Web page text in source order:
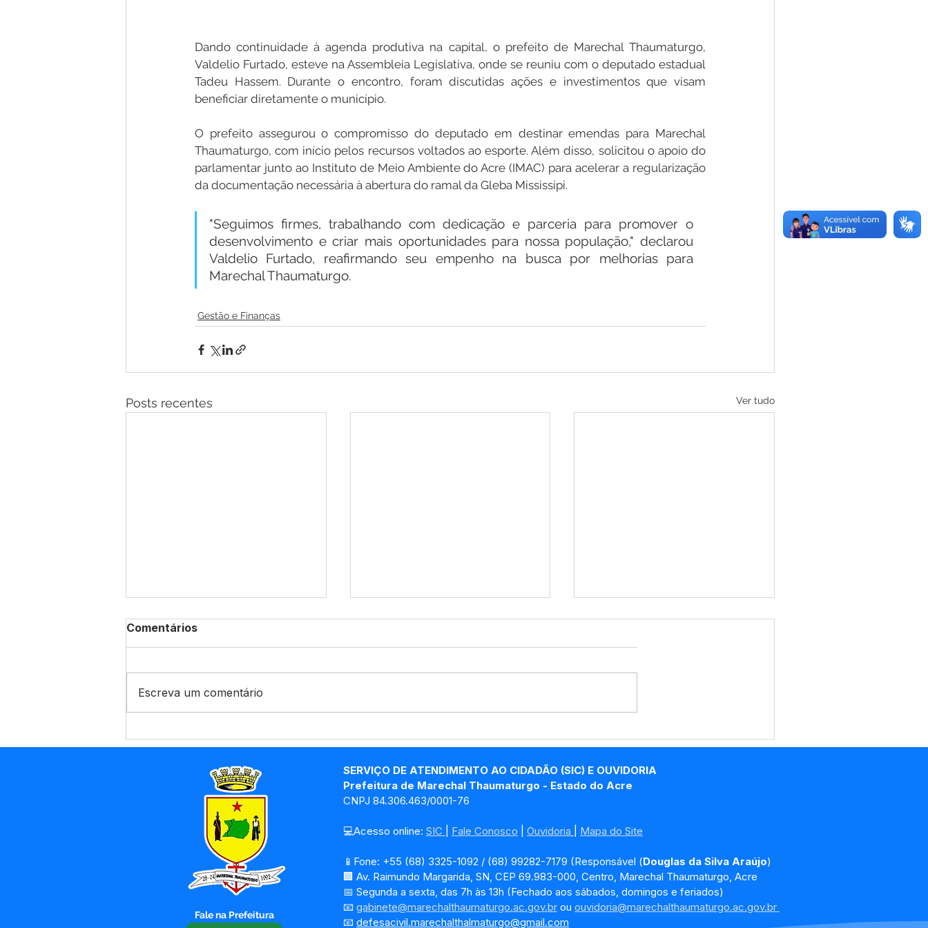
Dando continuidade à agenda produtiva na capital, o prefeito de Marechal Thaumaturgo,
Valdelio Furtado, esteve na Assembleia Legislativa, onde se reuniu com o deputado estadual
Tadeu Hassem. Durante o encontro, foram discutidas ações e investimentos que visam
beneficiar diretamente o município.
O prefeito assegurou o compromisso do deputado em destinar emendas para Marechal
Thaumaturgo, com início pelos recursos voltados ao esporte. Além disso, solicitou o apoio do
parlamentar junto ao Instituto de Meio Ambiente do Acre (IMAC) para acelerar a regularização
da documentação necessária à abertura do ramal da Gleba Mississipi.
"Seguimos firmes, trabalhando com dedicação e parceria para promover o
desenvolvimento e criar mais oportunidades para nossa população," declarou
Valdelio Furtado, reafirmando seu empenho na busca por melhorias para
Marechal Thaumaturgo.
Gestão e Finanças
Posts recentes Ver tudo
Nota Fiscal avança, mas
sistemas locais
permanecem ativos para
usuários Betha e e-Nota
atinge 84,8% em
Selo Prata com gestão
eficiente
Administração: Marechal
em Gestão Fiscal no Acre
Comentários
Escreva um comentário
Fale na Prefeitura
SERVIÇO DE ATENDIMENTO AO CIDADÃO (SIC) E OUVIDORIA
Prefeitura de Marechal Thaumaturgo - Estado do Acre
CNPJ 84.306.463/0001-76
💻Acesso online: SIC Fale Conosco Ouvidoria Mapa do Site
📱Fone: +55 (68) 3325-1092 / (68) 99282-7179 (Responsável (Douglas da Silva Araújo)
🏢 Av. Raimundo Margarida, SN, CEP 69.983-000, Centro, Marechal Thaumaturgo, Acre
📅 Segunda a sexta, das 7h às 13h (Fechado aos sábados, domingos e feriados)
📧 gabinete@marechalthaumaturgo.ac.gov.br ou ouvidoria@marechalthaumaturgo.ac.gov.br
📧 defesacivil.marechalthalmaturgo@gmail.com